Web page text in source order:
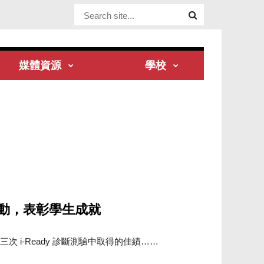
Website Site
媒體資源 學校
，表彰學生成就
次 i-Ready 診斷測驗中取得的佳績……